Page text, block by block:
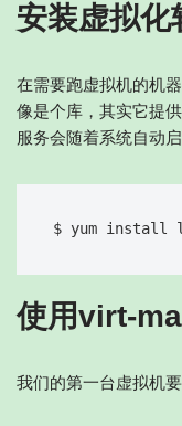
安装虚拟化
在需要跑虚拟机的机
像是个库，其实它提
服务会随着系统自动启
使用virt-
我们的第一台虚拟机